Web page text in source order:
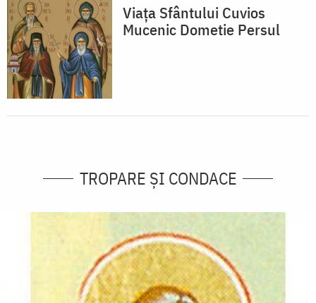
Viața Sfântului Cuvios
Mucenic Dometie Persul
TROPARE ȘI CONDACE